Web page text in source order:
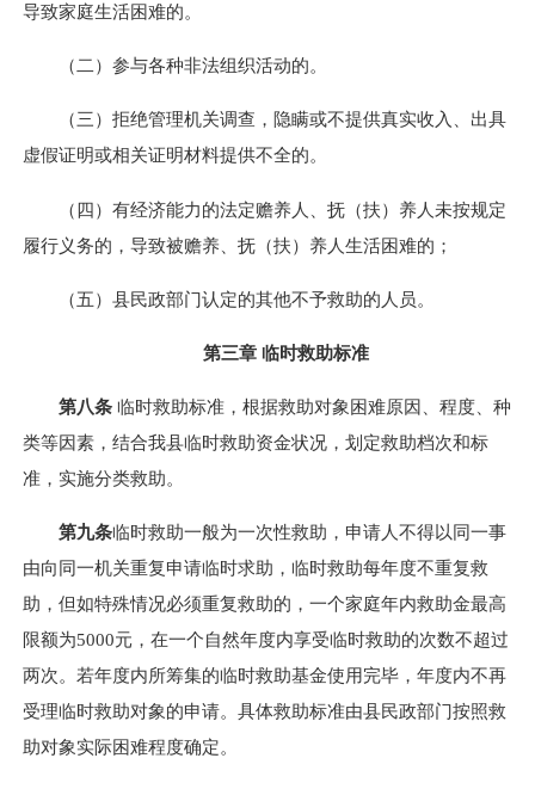
导致家庭生活困难的。
（二）参与各种非法组织活动的。
（三）拒绝管理机关调查，隐瞒或不提供真实收入、出具
虚假证明或相关证明材料提供不全的。
（四）有经济能力的法定赡养人、抚（扶）养人未按规定
履行义务的，导致被赡养、抚（扶）养人生活困难的；
（五）县民政部门认定的其他不予救助的人员。
第三章 临时救助标准
第八条 临时救助标准，根据救助对象困难原因、程度、种
类等因素，结合我县临时救助资金状况，划定救助档次和标
准，实施分类救助。
第九条临时救助一般为一次性救助，申请人不得以同一事
由向同一机关重复申请临时求助，临时救助每年度不重复救
助，但如特殊情况必须重复救助的，一个家庭年内救助金最高
限额为5000元，在一个自然年度内享受临时救助的次数不超过
两次。若年度内所筹集的临时救助基金使用完毕，年度内不再
受理临时救助对象的申请。具体救助标准由县民政部门按照救
助对象实际困难程度确定。